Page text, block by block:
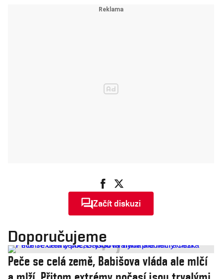
Začít diskuzi
Doporučujeme
Peče se celá země, Babišova vláda ale mlčí